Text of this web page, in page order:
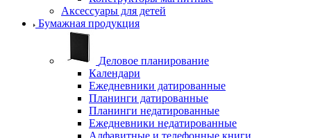
Аксессуары для детей
Бумажная продукция
Деловое планирование
Календари
Ежедневники датированные
Планинги датированные
Планинги недатированные
Ежедневники недатированные
Алфавитные и телефонные книги